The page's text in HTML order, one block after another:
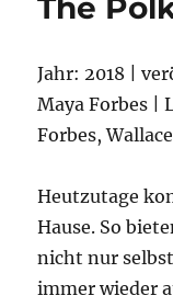
The
Jahr: 2018 |
Maya Forbes |
Forbes,
Heutzutage
Hause. So
nicht nur
immer wieder